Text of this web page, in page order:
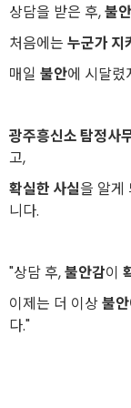
상담을 받은 후,불
처음에는 누군가 지
매일 불안에 시달렸
광주흥신소 탐정사
고,
확실한 사실을 알게
니다.
"상담 후,불안감이
이제는 더 이상불안
다."